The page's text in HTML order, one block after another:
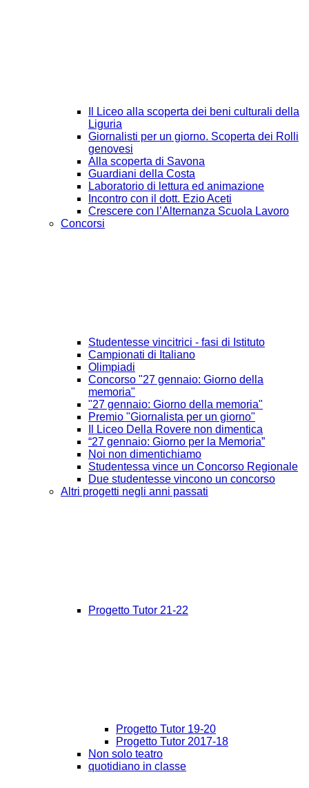
Il Liceo alla scoperta dei beni culturali della
Liguria
Giornalisti per un giorno. Scoperta dei Rolli
genovesi
Alla scoperta di Savona
Guardiani della Costa
Laboratorio di lettura ed animazione
Incontro con il dott. Ezio Aceti
Crescere con l’Alternanza Scuola Lavoro
Concorsi
Studentesse vincitrici - fasi di Istituto
Campionati di Italiano
Olimpiadi
Concorso "27 gennaio: Giorno della
memoria"
"27 gennaio: Giorno della memoria"
Premio "Giornalista per un giorno"
Il Liceo Della Rovere non dimentica
“27 gennaio: Giorno per la Memoria”
Noi non dimentichiamo
Studentessa vince un Concorso Regionale
Due studentesse vincono un concorso
Altri progetti negli anni passati
Progetto Tutor 21-22
Progetto Tutor 19-20
Progetto Tutor 2017-18
Non solo teatro
quotidiano in classe